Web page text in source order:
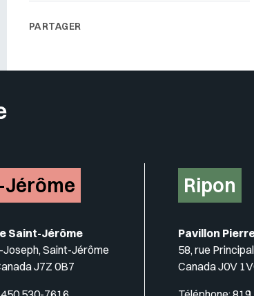
Jérôme
Saint-Jérôme
Joseph, Saint-Jérôme
J7Z 0B7
Ripon
Pavillon
58, rue
Canada J0V